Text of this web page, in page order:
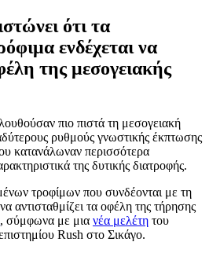
ότι τα
ενδέχεται να
της μεσογειακής
πιο πιστά τη μεσογειακή
ρυθμούς γνωστικής έκπτωσης
κατανάλωναν περισσότερα
της δυτικής διατροφής.
τροφίμων που συνδέονται με τη
αντισταθμίζει τα οφέλη της τήρησης
, σύμφωνα με μια νέα μελέτη του
Rush στο Σικάγο.